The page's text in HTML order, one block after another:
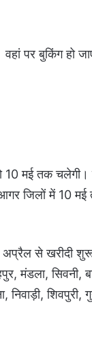
पर बुकिंग हो
मई तक
जिलों में 10 मई
अप्रैल से खरीदी
मंडला, सिवनी,
निवाड़ी,